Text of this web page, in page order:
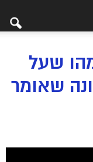
שעל
שאומר